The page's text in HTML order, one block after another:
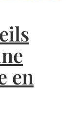
en